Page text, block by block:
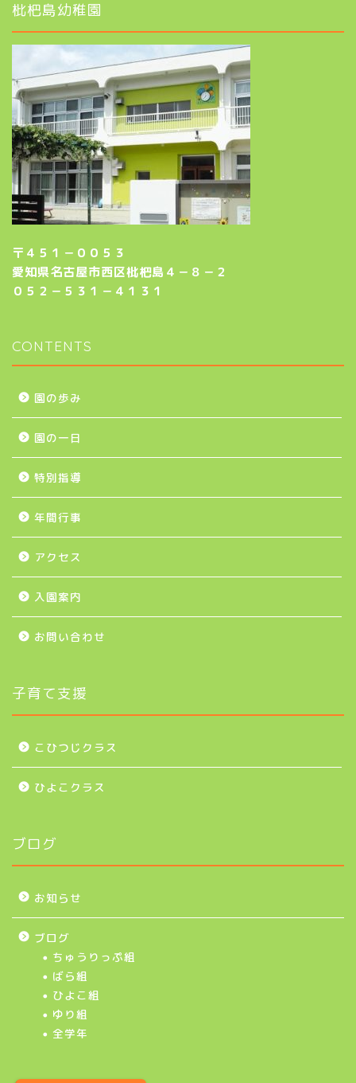
枇杷島幼稚園
〒４５１－００５３
愛知県名古屋市西区枇杷島４－８－２
０５２－５３１－４１３１
CONTENTS
園の歩み
園の一日
特別指導
年間行事
アクセス
入園案内
お問い合わせ
子育て支援
こひつじクラス
ひよこクラス
ブログ
お知らせ
ブログ
ちゅうりっぷ組
ばら組
ひよこ組
ゆり組
全学年